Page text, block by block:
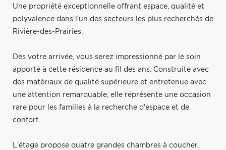
Une propriété exceptionnelle offrant espace, qualité et
polyvalence dans l'un des secteurs les plus recherchés de
Rivière-des-Prairies.
Dès votre arrivée, vous serez impressionné par le soin
apporté à cette résidence au fil des ans. Construite avec
des matériaux de qualité supérieure et entretenue avec
une attention remarquable, elle représente une occasion
rare pour les familles à la recherche d'espace et de
confort.
L'étage propose quatre grandes chambres à coucher,